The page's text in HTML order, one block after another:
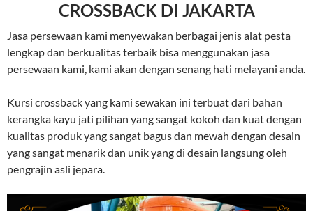
CROSSBACK DI JAKARTA
Jasa persewaan kami menyewakan berbagai jenis alat pesta
lengkap dan berkualitas terbaik bisa menggunakan jasa
persewaan kami, kami akan dengan senang hati melayani anda.
Kursi crossback yang kami sewakan ini terbuat dari bahan
kerangka kayu jati pilihan yang sangat kokoh dan kuat dengan
kualitas produk yang sangat bagus dan mewah dengan desain
yang sangat menarik dan unik yang di desain langsung oleh
pengrajin asli jepara.